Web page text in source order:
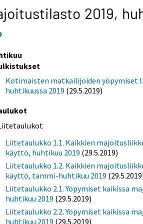
2019,
Kotimaisten matkailijoiden yöpymiset
huhtikuussa 2019 (29.5.2019)
Liitetaulukko 1.1. Kaikkien
käyttö, huhtikuu 2019 (29.5.2019)
Liitetaulukko 1.2. Kaikkien
käyttö, tammi-huhtikuu 2019
Liitetaulukko 2.1. Yöpymiset kaikissa
huhtikuu 2019 (29.5.2019)
Liitetaulukko 2.2. Yöpymiset kaikissa
huhtikuu 2019 (29.5.2019)